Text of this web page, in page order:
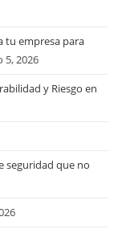
tu empresa para
5, 2026
y Riesgo en
seguridad que no